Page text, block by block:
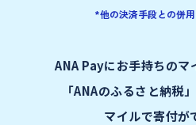
*他の決済手段との併用
ANA Payにお手持ちのマ
「ANAのふるさと納税
マイルで寄付が